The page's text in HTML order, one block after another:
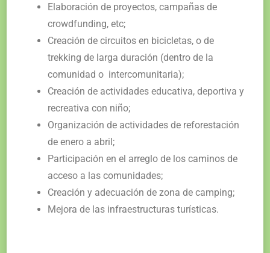
Elaboración de proyectos, campañas de
crowdfunding, etc;
Creación de circuitos en bicicletas, o de
trekking de larga duración (dentro de la
comunidad o intercomunitaria);
Creación de actividades educativa, deportiva y
recreativa con niño;
Organización de actividades de reforestación
de enero a abril;
Participación en el arreglo de los caminos de
acceso a las comunidades;
Creación y adecuación de zona de camping;
Mejora de las infraestructuras turísticas.